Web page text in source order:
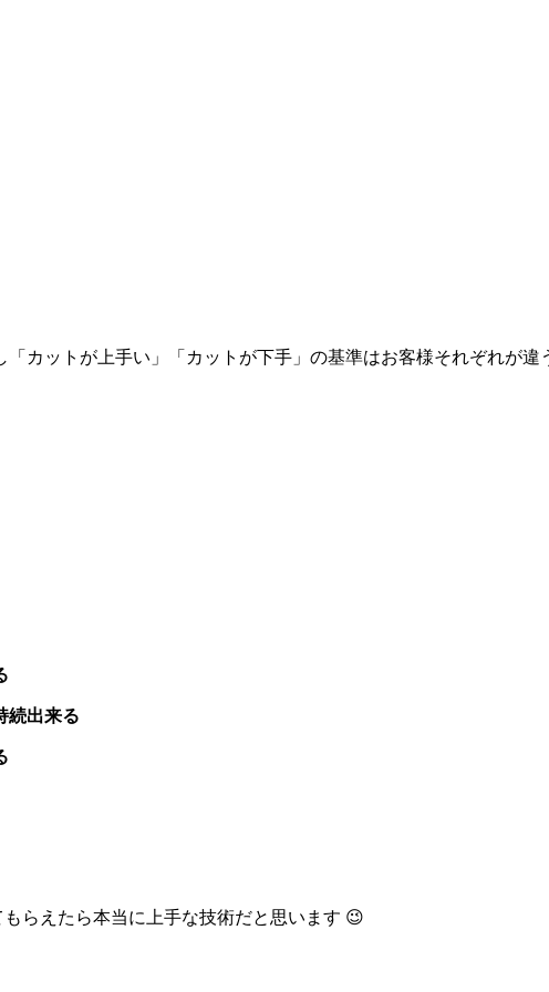
カットが上手い」「カットが下手」の基準はお客様それぞれが違
続出来る
らえたら本当に上手な技術だと思います 😉